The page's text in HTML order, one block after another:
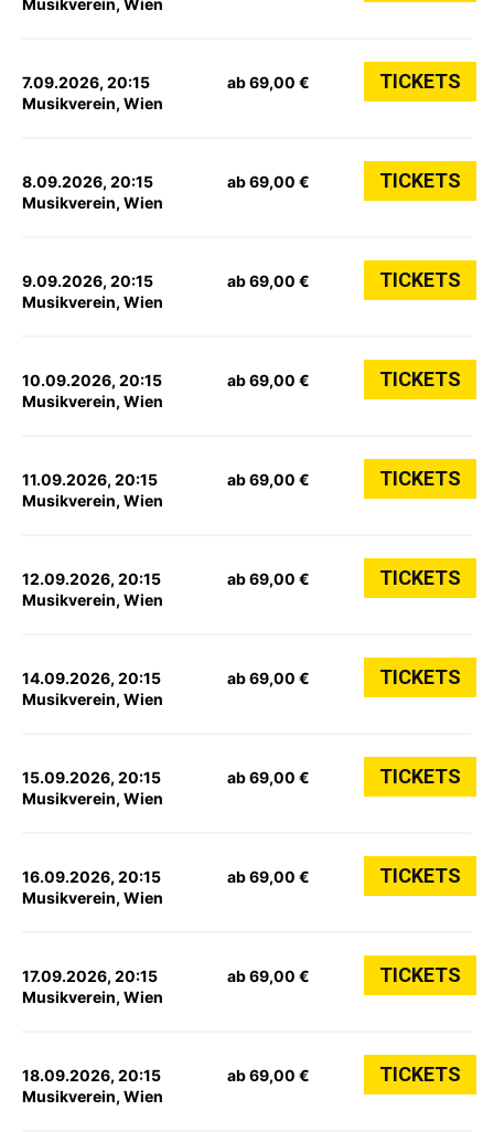
Musikverein, Wien
7.09.2026, 20:15
Musikverein, Wien
ab 69,00 € TICKETS
8.09.2026, 20:15
Musikverein, Wien
ab 69,00 € TICKETS
9.09.2026, 20:15
Musikverein, Wien
ab 69,00 € TICKETS
10.09.2026, 20:15
Musikverein, Wien
ab 69,00 € TICKETS
11.09.2026, 20:15
Musikverein, Wien
ab 69,00 € TICKETS
12.09.2026, 20:15
Musikverein, Wien
ab 69,00 € TICKETS
14.09.2026, 20:15
Musikverein, Wien
ab 69,00 € TICKETS
15.09.2026, 20:15
Musikverein, Wien
ab 69,00 € TICKETS
16.09.2026, 20:15
Musikverein, Wien
ab 69,00 € TICKETS
17.09.2026, 20:15
Musikverein, Wien
ab 69,00 € TICKETS
18.09.2026, 20:15
Musikverein, Wien
ab 69,00 € TICKETS